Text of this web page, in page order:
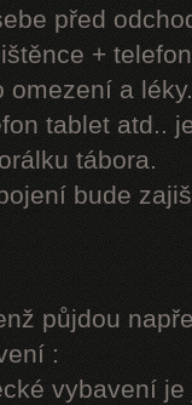
před
+
omezení a léky.
tablet atd..
tábora.
bude
půjdou
:
vybavení je